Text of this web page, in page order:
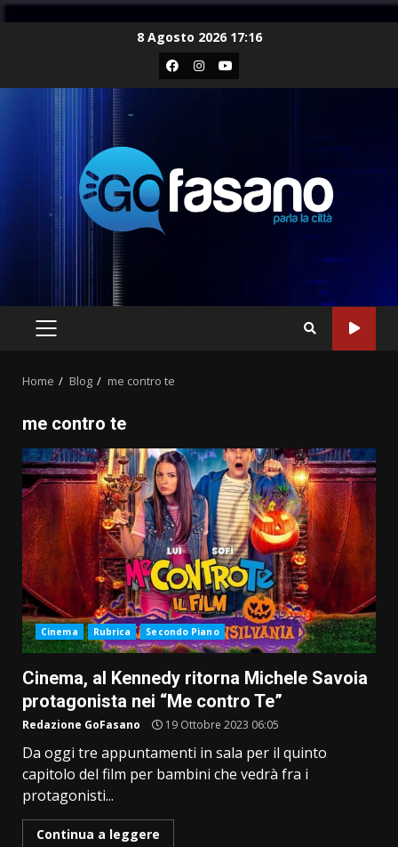
8 Agosto 2026 17:16
Facebook
Instagram
Youtube
PRIMARY
Home Blog me contro te
me contro te
Cinema Rubrica Secondo Piano
Cinema, al Kennedy ritorna Michele Savoia
protagonista nei “Me contro Te”
Redazione GoFasano 19 Ottobre 2023 06:05
Da oggi tre appuntamenti in sala per il quinto
capitolo del film per bambini che vedrà fra i
protagonisti...
Continua a leggere